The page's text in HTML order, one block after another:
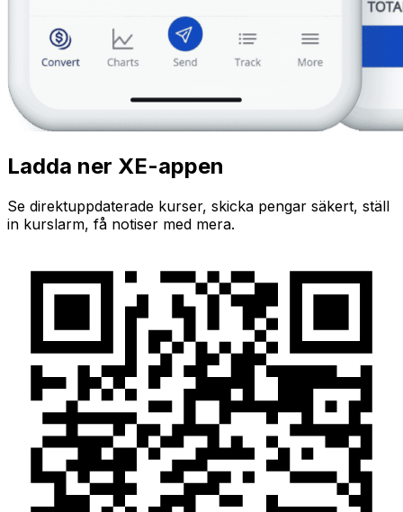
Ladda ner XE-appen
Se direktuppdaterade kurser, skicka pengar säkert, ställ
in kurslarm, få notiser med mera.